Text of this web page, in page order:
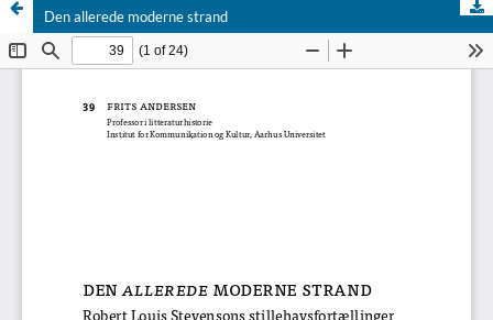
Den allerede moderne strand